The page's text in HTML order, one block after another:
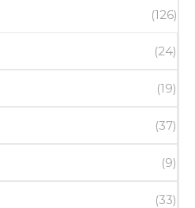
(126)
(24)
(19)
(37)
(9)
(33)